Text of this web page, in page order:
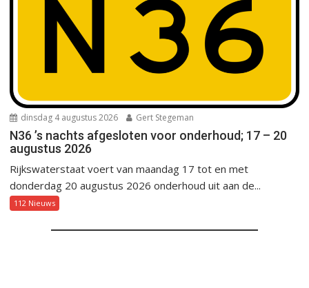
dinsdag 4 augustus 2026 Gert Stegeman
N36 ’s nachts afgesloten voor onderhoud; 17 – 20
augustus 2026
Rijkswaterstaat voert van maandag 17 tot en met
donderdag 20 augustus 2026 onderhoud uit aan de...
112 Nieuws